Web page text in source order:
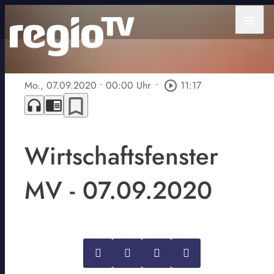
Mo., 07.09.2020 • 00:00 Uhr • play_circle_outline 11:17
headphones chrome_reader_mode bookmark_border
Wirtschaftsfenster
MV - 07.09.2020